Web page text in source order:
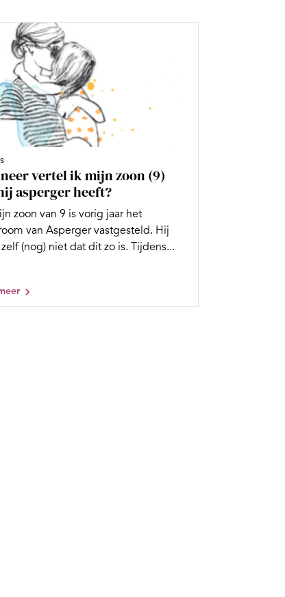
vertel ik mijn zoon (9)
asperger heeft?
zoon van 9 is vorig jaar het
van Asperger vastgesteld. Hij
(nog) niet dat dit zo is. Tijdens...